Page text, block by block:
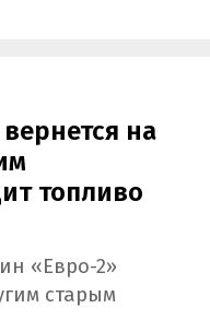
на
топливо
«Евро-2»
старым